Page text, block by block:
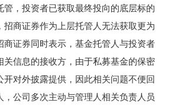
管，投资者已获取最终投向的底层标的
招商证券作为上层托管人无法获取更为
商证券同时表示，基金托管人与投资者
关信息的接收方，由于私募基金的保密
开对外披露提供，因此相关问题不便回
，公司多次主动与管理人相关负责人员